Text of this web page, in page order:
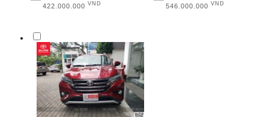
422.000.000 VND 546.000.000 VND